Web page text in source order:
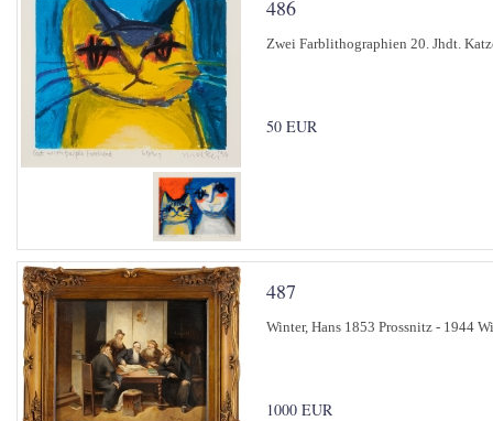
486
Zwei Farblithographien 20. Jhdt.
50 EUR
487
Winter, Hans 1853 Prossnitz - 1944
1000 EUR